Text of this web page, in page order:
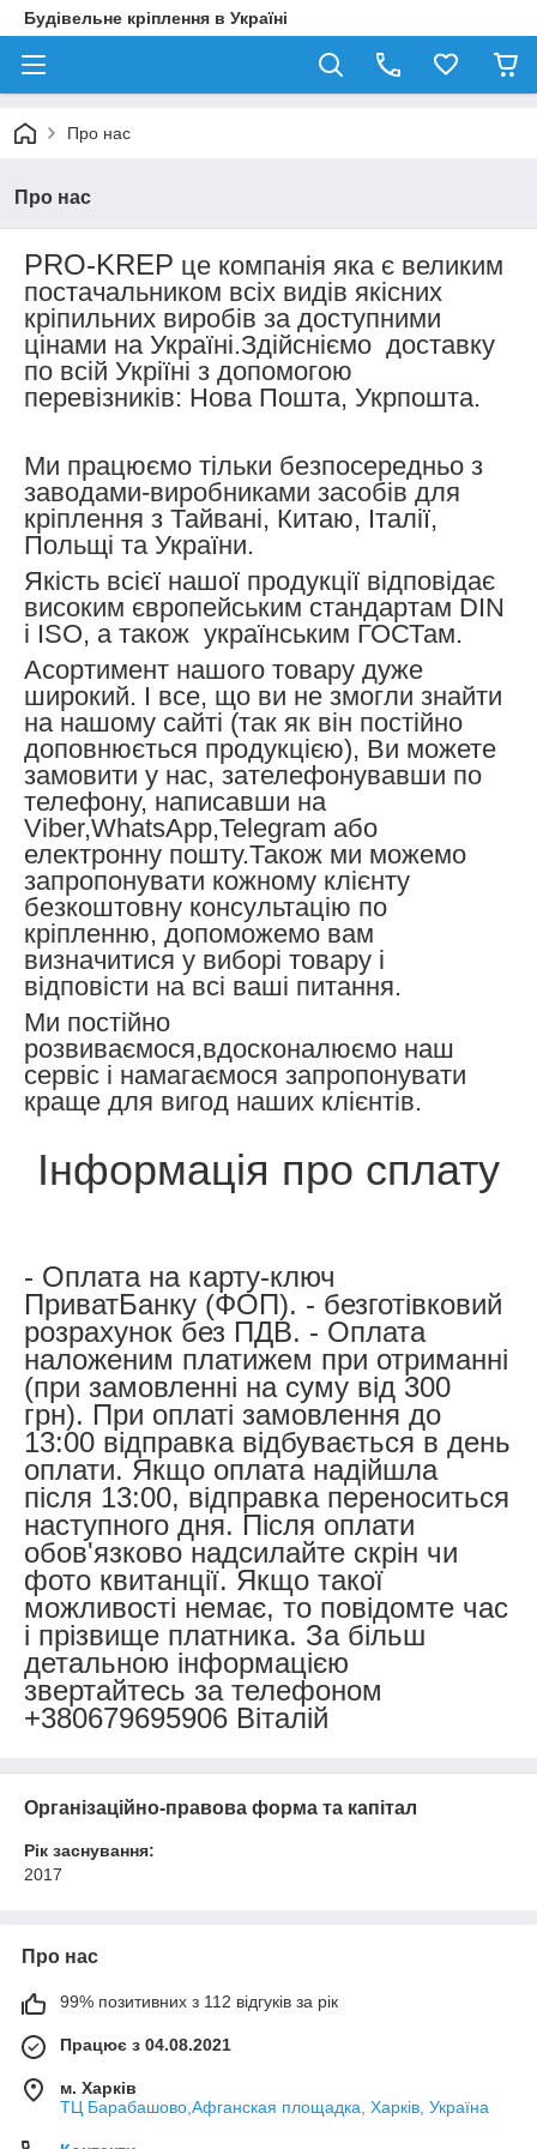
Будівельне кріплення в Україні
Про нас
Про нас
PRO-KREP це компанія яка є великим
постачальником всіх видів якісних
кріпильних виробів за доступними
цінами на Україні.Здійсніємо доставку
по всій Укріїні з допомогою
перевізників: Нова Пошта, Укрпошта.
Ми працюємо тільки безпосередньо з
заводами-виробниками засобів для
кріплення з Тайвані, Китаю, Італії,
Польщі та України.
Якість всієї нашої продукції відповідає
високим європейським стандартам DIN
і ISO, а також українським ГОСТам.
Асортимент нашого товару дуже
широкий. І все, що ви не змогли знайти
на нашому сайті (так як він постійно
доповнюється продукцією), Ви можете
замовити у нас, зателефонувавши по
телефону, написавши на
Viber,WhatsApp,Telegram або
електронну пошту.Також ми можемо
запропонувати кожному клієнту
безкоштовну консультацію по
кріпленню, допоможемо вам
визначитися у виборі товару і
відповісти на всі ваші питання.
Ми постійно
розвиваємося,вдосконалюємо наш
сервіс і намагаємося запропонувати
краще для вигод наших клієнтів.
Інформація про сплату
- Оплата на карту-ключ
ПриватБанку (ФОП). - безготівковий
розрахунок без ПДВ. - Оплата
наложеним платижем при отриманні
(при замовленні на суму від 300
грн). При оплаті замовлення до
13:00 відправка відбувається в день
оплати. Якщо оплата надійшла
після 13:00, відправка переноситься
наступного дня. Після оплати
обов'язково надсилайте скрін чи
фото квитанції. Якщо такої
можливості немає, то повідомте час
і прізвище платника. За більш
детальною інформацією
звертайтесь за телефоном
+380679695906 Віталій
Організаційно-правова форма та капітал
Рік заснування:
2017
Про нас
99% позитивних з 112 відгуків за рік
Працює з 04.08.2021
м. Харків
ТЦ Барабашово,Афганская площадка, Харків, Україна